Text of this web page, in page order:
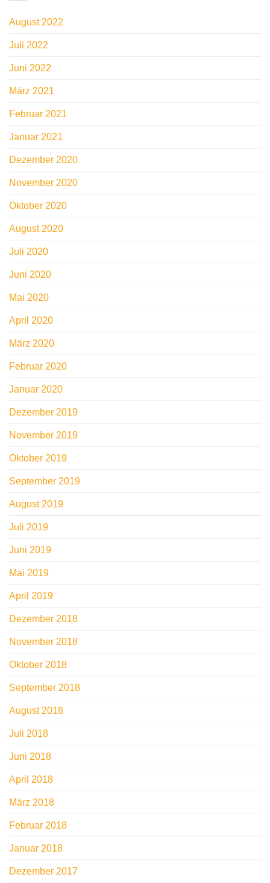
August 2022
Juli 2022
Juni 2022
März 2021
Februar 2021
Januar 2021
Dezember 2020
November 2020
Oktober 2020
August 2020
Juli 2020
Juni 2020
Mai 2020
April 2020
März 2020
Februar 2020
Januar 2020
Dezember 2019
November 2019
Oktober 2019
September 2019
August 2019
Juli 2019
Juni 2019
Mai 2019
April 2019
Dezember 2018
November 2018
Oktober 2018
September 2018
August 2018
Juli 2018
Juni 2018
April 2018
März 2018
Februar 2018
Januar 2018
Dezember 2017